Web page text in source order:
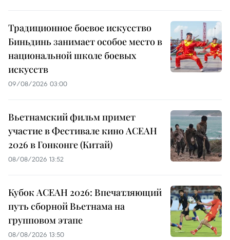
Традиционное боевое искусство
Биньдинь занимает особое место в
национальной школе боевых
искусств
09/08/2026 03:00
Вьетнамский фильм примет
участие в Фестивале кино АСЕАН
2026 в Гонконге (Китай)
08/08/2026 13:52
Кубок АСЕАН 2026: Впечатляющий
путь сборной Вьетнама на
групповом этапе
08/08/2026 13:50